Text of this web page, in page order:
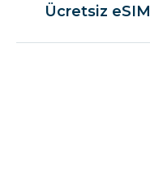
Ücretsiz eSIM